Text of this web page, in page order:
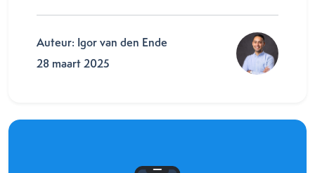
Auteur: Igor van den Ende
28 maart 2025